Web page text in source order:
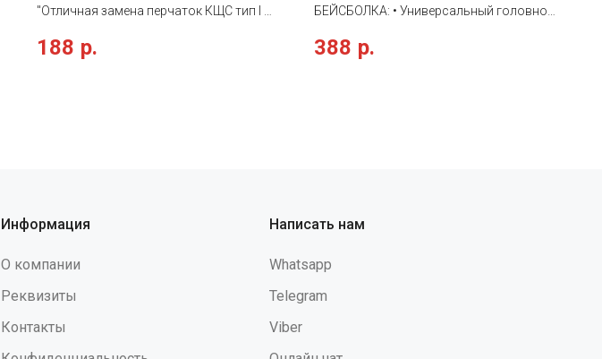
"Отличная замена перчаток КЩС тип I и
натурального латекса. Специально
общественного питания. Двойное
хлорировании перчаток из основы
вымываются практически все протеины
возникает аллергия. В состав перчаток
188 р.
БЕЙСБОЛКА: • Универсальный головной
регулирующей размер • 5 клиньев и
388 р.
Информация
О компании
Реквизиты
Контакты
Написать нам
Whatsapp
Telegram
Viber